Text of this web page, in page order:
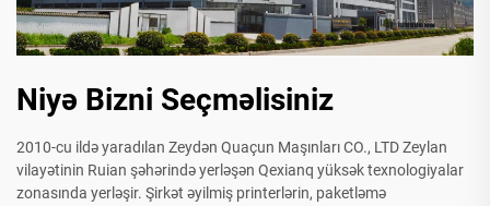
Niyə Bizni Seçməlisiniz
2010-cu ildə yaradılan Zeydən Quaçun Maşınları CO., LTD Zeylan
vilayətinin Ruian şəhərində yerləşən Qexianq yüksək texnologiyalar
zonasında yerləşir. Şirkət əyilmiş printerlərin, paketləmə